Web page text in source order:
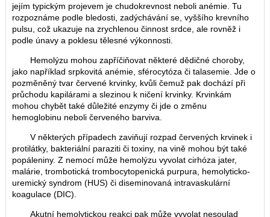
jejím typickým projevem je chudokrevnost neboli anémie. Tu
rozpoznáme podle bledosti, zadýchávání se, vyššího krevního
pulsu, což ukazuje na zrychlenou činnost srdce, ale rovněž i
podle únavy a poklesu tělesné výkonnosti.
Hemolýzu mohou zapříčiňovat některé dědičné choroby,
jako například srpkovitá anémie, sférocytóza či talasemie. Jde o
pozměněný tvar červené krvinky, kvůli čemuž pak dochází při
průchodu kapilárami a slezinou k ničení krvinky. Krvinkám
mohou chybět také důležité enzymy či jde o změnu
hemoglobinu neboli červeného barviva.
V některých případech zaviňují rozpad červených krvinek i
protilátky, bakteriální paraziti či toxiny, na vině mohou být také
popáleniny. Z nemocí může hemolýzu vyvolat cirhóza jater,
malárie, trombotická trombocytopenická purpura, hemolyticko-
uremický syndrom (HUS) či diseminovaná intravaskulární
koagulace (DIC).
Akutní hemolytickou reakci pak může vyvolat nesoulad